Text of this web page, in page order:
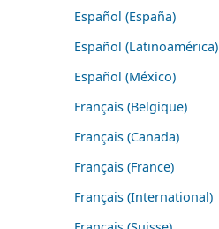
Español (España)
Español (Latinoamérica)
Español (México)
Français (Belgique)
Français (Canada)
Français (France)
Français (International)